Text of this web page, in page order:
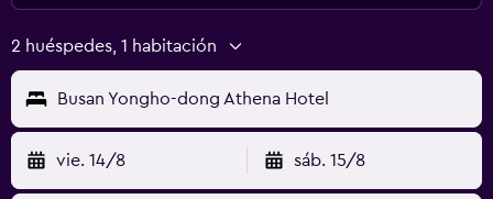
2 huéspedes, 1 habitación
Busan Yongho-dong Athena Hotel
vie. 14/8 sáb. 15/8